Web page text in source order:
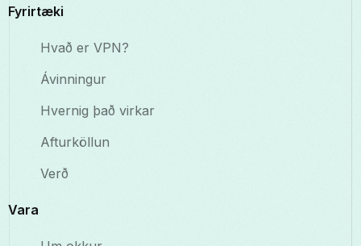
Fyrirtæki
Hvað er VPN?
Ávinningur
Hvernig það virkar
Afturköllun
Verð
Vara